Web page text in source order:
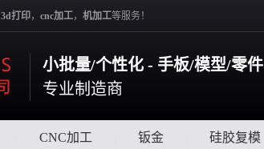
3d打印， cnc加工， 机加工等服务！
小批量/个性化 - 手板/模型/零件
专业制造商
CNC加工 钣金 硅胶复模